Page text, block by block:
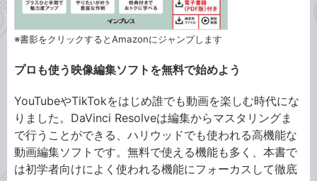
※書影をクリックするとAmazonにジャンプします
プロも使う映像編集ソフトを無料で始めよう
YouTubeやTikTokをはじめ誰でも動画を楽しむ時代にな
りました。DaVinci Resolveは編集からマスタリングま
で行うことができる、ハリウッドでも使われる高機能な
動画編集ソフトです。無料で使える機能も多く、本書で
は初学者向けによく使われる機能にフォーカスして徹底